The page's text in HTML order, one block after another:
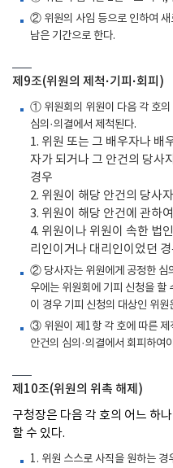
② 위원의 사임 등으로 인하여 새
남은 기간으로 한다.
제9조(위원의 제척·기피·회피)
① 위원회의 위원이 다음 각 호의
심의·의결에서 제척된다.
1. 위원 또는 그 배우자나 배
자가 되거나 그 안건의 당사
경우
2. 위원이 해당 안건의 당사
3. 위원이 해당 안건에 관하
4. 위원이나 위원이 속한 법
리인이거나 대리인이었던
② 당사자는 위원에게 공정한 심
우에는 위원회에 기피 신청을 할
이 경우 기피 신청의 대상인 위
③ 위원이 제1항 각 호에 따른 제
안건의 심의·의결에서 회피하여
제10조(위원의 위촉 해제)
구청장은 다음 각 호의 어느 하
할 수 있다.
1. 위원 스스로 사직을 원하는 경